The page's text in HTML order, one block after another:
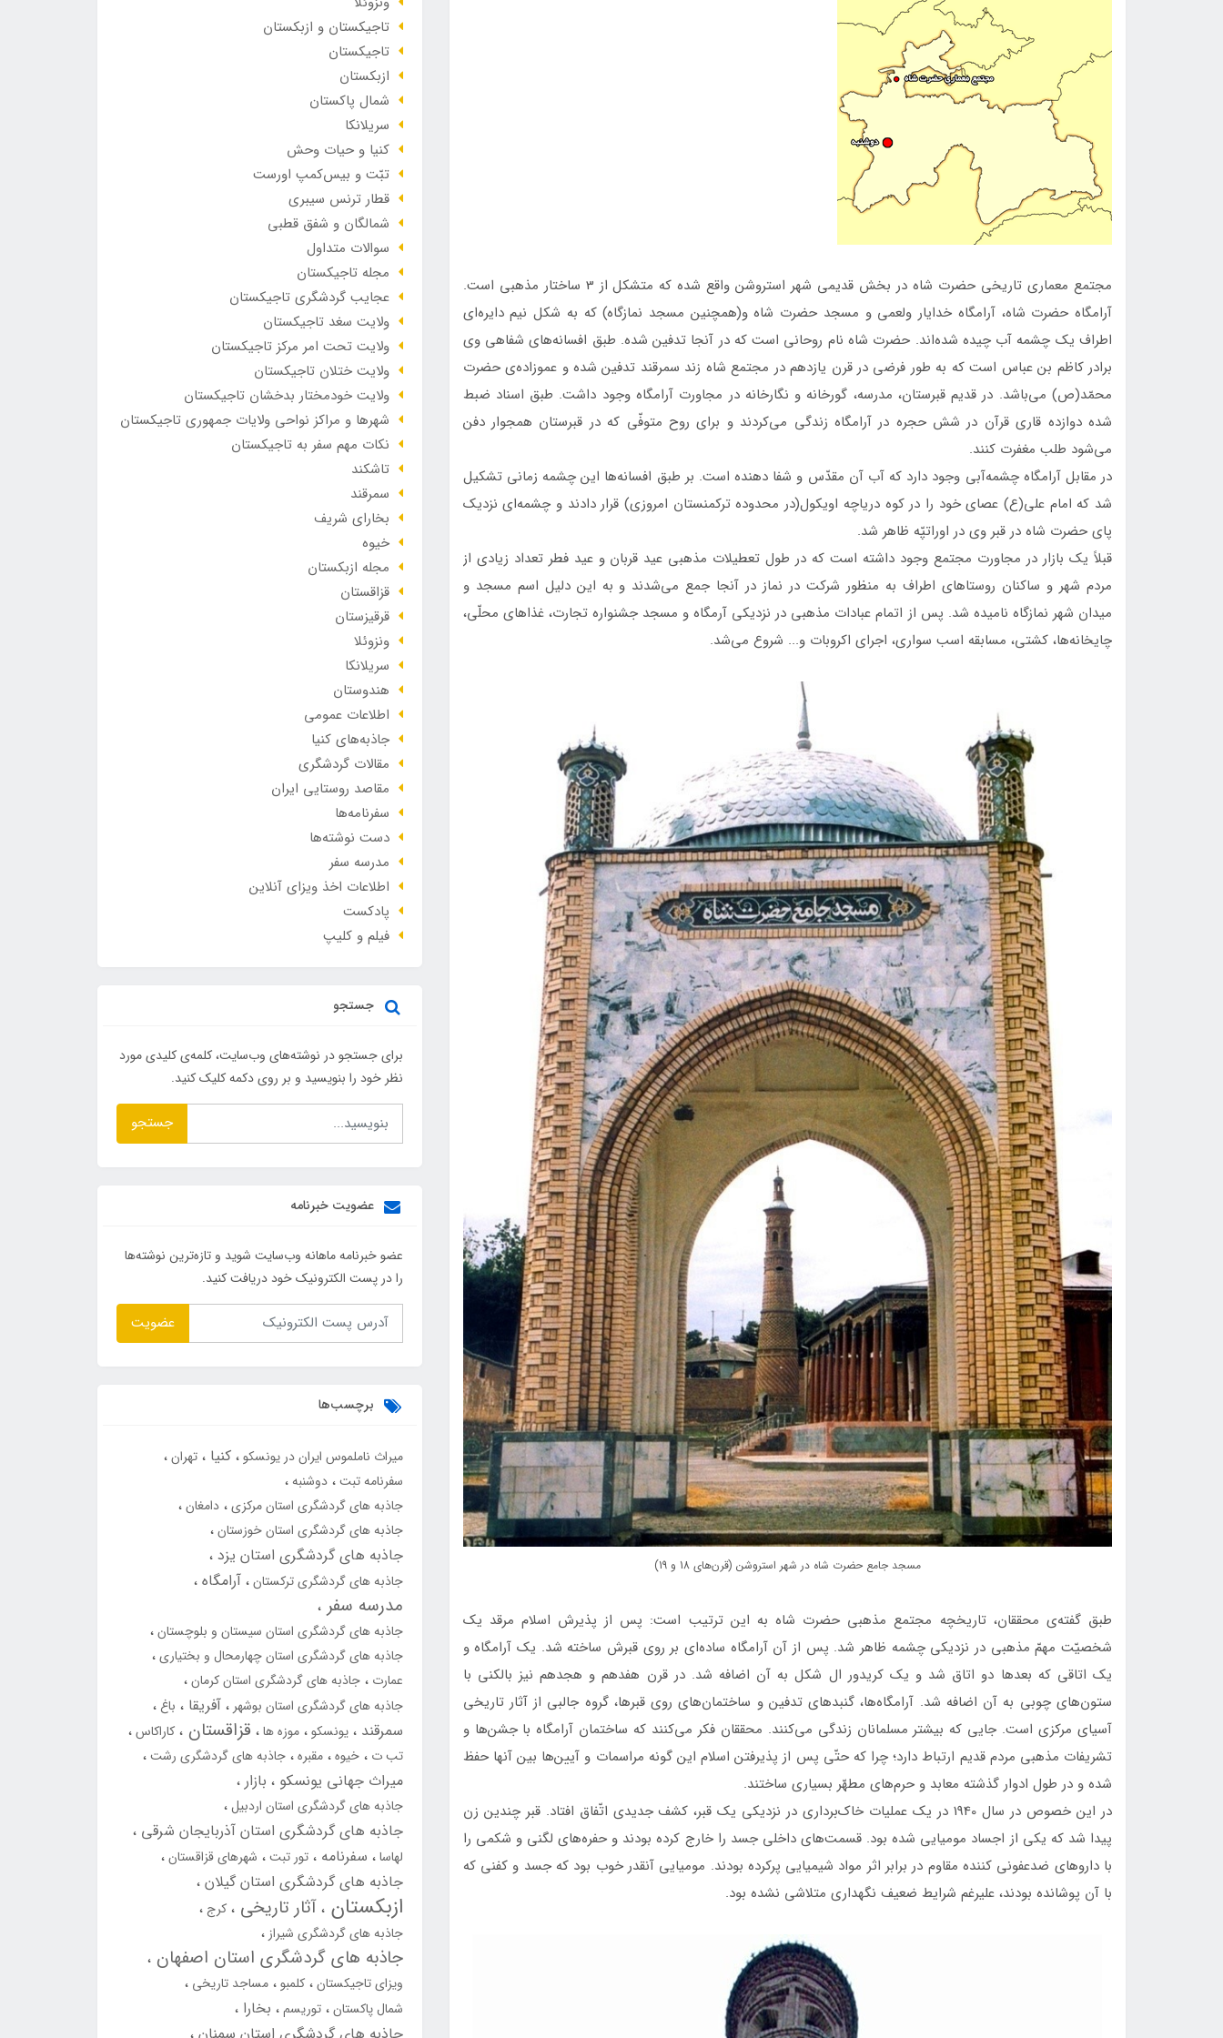
مجتمع معماری تاريخی حضرت شاه در بخش قديمی شهر استروشن واقع شده كه متشكل از 3 ساختار مذهبی است.
آرامگاه حضرت شاه، آرامگاه خدايار ‌ولعمی و مسجد حضرت‌ شاه و(همچنين مسجد نمازگاه) كه به شكل نيم‌ دايره‌ای
اطراف يك چشمه آب چيده شده‌اند. حضرت‌ شاه نام روحانی است كه در آنجا تدفين شده. طبق افسانه‌های شفاهی وی
برادر كاظم‌ بن‌ عباس است كه به طور فرضی در قرن يازدهم در مجتمع ‌شاه‌ زند ‌سمرقند تدفين شده و عموزاده‌ی حضرت
محمّد‌(ص) می‌باشد. در قديم قبرستان، مدرسه، گورخانه و نگارخانه در مجاورت آرامگاه وجود داشت. طبق اسناد ضبط
شده دوازده قاری قرآن در شش حجره در آرامگاه زندگی می‌كردند و برای روح متوفّی كه در قبرستان همجوار دفن
می‌شود طلب مغفرت كنند.
در مقابل‌ آرامگاه چشمه‌آبی وجود دارد كه آب آن مقدّس و شفا دهنده است. بر طبق افسانه‌ها اين چشمه زمانی تشكيل
شد كه امام علی(ع) عصای خود را در كوه درياچه‌ اويكول(در محدوده تركمنستان امروزی) قرار دادند و چشمه‌ای نزديك
پای حضرت شاه در قبر وی در اوراتپّه ظاهر شد.
قبلاً يك بازار در مجاورت مجتمع وجود داشته است كه در طول تعطيلات مذهبی عيد‌ قربان و عيد فطر تعداد زيادی از
مردم شهر و ساكنان روستاهای اطراف به منظور شركت در نماز در آنجا جمع می‌شدند و به اين دليل اسم مسجد و
ميدان شهر نمازگاه ناميده شد. پس از اتمام عبادات مذهبی در نزديكی آرمگاه و مسجد جشنواره تجارت، غذاهای محلّی،
چايخانه‌ها، كشتی، مسابقه اسب سواری، اجرای اكروبات و... شروع می‌شد.
مسجد جامع حضرت شاه در شهر استروشن (قرن‌های 18 و 19)
طبق گفته‌ی محققان، تاريخچه مجتمع مذهبی حضرت‌ شاه به اين ترتيب است: پس از پذيرش اسلام مرقد يك
شخصيّت مهمّ مذهبی در نزديكی چشمه ظاهر شد. پس از آن آرامگاه ساده‌ای بر روی قبرش ساخته شد. يك آرامگاه و
يك اتاقی كه بعدها دو اتاق شد و يك كريدور ال شكل به آن اضافه شد. در قرن هفدهم و هجدهم نيز بالكنی با
ستون‌های چوبی به آن اضافه شد. آرامگاه‌ها، گنبدهای تدفين و ساختمان‌های روی قبرها، گروه جالبی از آثار تاريخی
آسيای مركزی است. جايی كه بيشتر مسلمانان زندگی می‌كنند. محققان فكر می‌كنند كه ساختمان آرامگاه با جشن‌ها و
تشريفات مذهبی مردم قديم ارتباط دارد؛ چرا كه حتّی پس از پذيرفتن اسلام اين گونه مراسمات و آيين‌ها بين آنها حفظ
شده و در طول ادوار گذشته معابد و حرم‌های مطهّر بسياری ساختند.
در اين خصوص در سال 1940 در يك عمليات خاك‌برداری در نزديكی يك قبر، كشف جديدی اتّفاق افتاد. قبر چندين زن
پيدا شد كه يكی از اجساد موميايی شده بود. قسمت‌های داخلی جسد را خارج كرده بودند و حفره‌های لگنی و شكمی را
با داروهای ضدعفونی كننده مقاوم در برابر اثر مواد شيميايی پركرده بودند. موميايی آنقدر خوب بود كه جسد و كفنی كه
با آن پوشانده بودند، عليرغم شرايط ضعيف نگهداری متلاشی نشده بود.
تاجیکستان و ازبکستان
تاجیکستان
ازبکستان
شمال پاکستان
سریلانکا
کنیا و حیات وحش
تبّت و بیس‌کمپ اورست
قطار ترنس سیبری
شمالگان و شفق قطبی
سوالات متداول
مجله تاجیکستان
عجایب گردشگری تاجیکستان
ولایت سغد تاجیکستان
ولایت تحت امر مرکز تاجیکستان
ولایت ختلان تاجیکستان
ولایت خودمختار بدخشان تاجیکستان
شهرها و مراکز نواحی ولایات جمهوری تاجیکستان
نکات مهم سفر به تاجیکستان
تاشکند
سمرقند
بخارای شریف
خیوه
مجله ازبکستان
قزاقستان
قرقیزستان
ونزوئلا
سریلانکا
هندوستان
اطلاعات عمومی
جاذبه‌های کنیا
مقالات گردشگری
مقاصد روستایی ایران
سفرنامه‌ها
دست نوشته‌ها
مدرسه سفر
اطلاعات اخذ ویزای آنلاین
پادکست
فیلم و کلیپ
جستجو
برای جستجو در نوشته‌های وب‌سایت، کلمه‌ی کلیدی مورد
نظر خود را بنویسید و بر روی دکمه کلیک کنید.
جستجو
عضویت خبرنامه
عضو خبرنامه ماهانه وب‌سایت شوید و تازه‌ترین نوشته‌ها
را در پست الکترونیک خود دریافت کنید.
عضویت
برچسب‌ها
میراث ناملموس ایران در یونسکو کنیا تهران
سفرنامه تبت دوشنبه
جاذبه های گردشگری استان مرکزی دامغان
جاذبه های گردشگری استان خوزستان
جاذبه های گردشگری استان یزد
جاذبه های گردشگری ترکستان آرامگاه
مدرسه سفر
جاذبه های گردشگری استان سیستان و بلوچستان
جاذبه های گردشگری استان چهارمحال و بختیاری
عمارت جاذبه های گردشگری استان کرمان
جاذبه های گردشگری استان بوشهر آفریقا باغ
سمرقند یونسکو موزه ها قزاقستان کاراکاس
تب ت خیوه مقبره جاذبه های گردشگری رشت
میراث جهانی یونسکو بازار
جاذبه های گردشگری استان اردبیل
جاذبه های گردشگری استان آذربایجان شرقی
لهاسا سفرنامه تور تبت شهرهای قزاقستان
جاذبه های گردشگری استان گیلان
ازبکستان آثار تاریخی کرج
جاذبه های گردشگری شیراز
جاذبه های گردشگری استان اصفهان
ویزای تاجیکستان کلمبو مساجد تاریخی
شمال پاکستان توریسم بخارا